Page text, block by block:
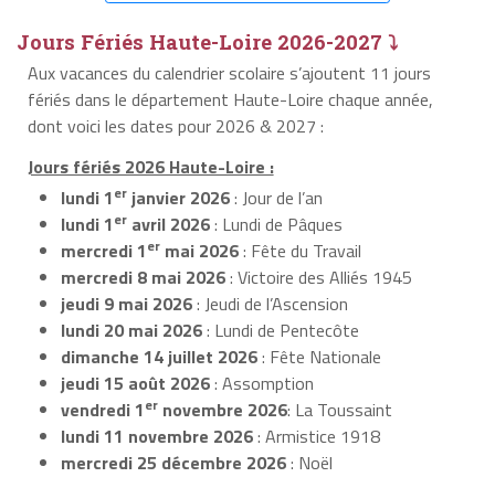
Jours Fériés Haute-Loire 2026-2027 ⤵
Aux vacances du calendrier scolaire s’ajoutent 11 jours
fériés dans le département Haute-Loire chaque année,
dont voici les dates pour 2026 & 2027 :
Jours fériés 2026 Haute-Loire :
lundi 1er janvier 2026: Jour de l’an
lundi 1er avril 2026: Lundi de Pâques
mercredi 1er mai 2026: Fête du Travail
mercredi 8 mai 2026: Victoire des Alliés 1945
jeudi 9 mai 2026: Jeudi de l’Ascension
lundi 20 mai 2026: Lundi de Pentecôte
dimanche 14 juillet 2026: Fête Nationale
jeudi 15 août 2026: Assomption
vendredi 1er novembre 2026: La Toussaint
lundi 11 novembre 2026: Armistice 1918
mercredi 25 décembre 2026: Noël